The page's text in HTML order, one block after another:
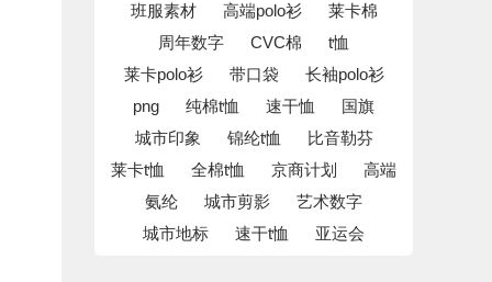
马克沁重磅加厚280克纯棉-Y25280
班服素材
高端polo衫
莱卡棉
周年数字
CVC棉
t恤
莱卡polo衫
带口袋
长袖polo衫
png
纯棉t恤 速干恤
国旗
城市印象
锦纶t恤
比音勒芬
莱卡t恤
全棉t恤 京商计划
高端
氨纶
城市剪影
艺术数字
城市地标
速干t恤 亚运会